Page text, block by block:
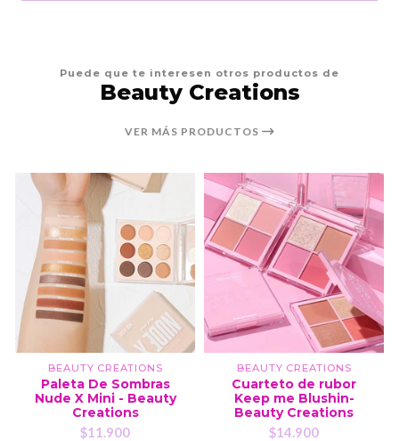
Puede que te interesen otros productos de
Beauty Creations
VER MÁS PRODUCTOS
BEAUTY CREATIONS
Paleta De Sombras
Nude X Mini - Beauty
Creations
$11.900
BEAUTY CREATIONS
Cuarteto de rubor
Keep me Blushin-
Beauty Creations
$14.900